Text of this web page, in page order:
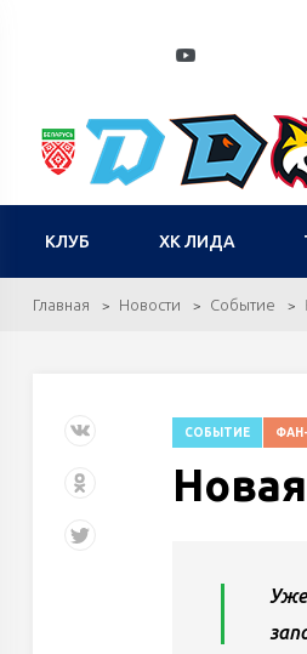
КЛУБ ХК ЛИДА
Главная Новости Событие
СОБЫТИЕ